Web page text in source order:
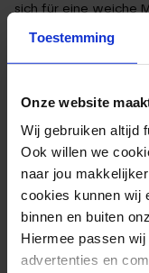
Toestemming
Onze website
Wij gebruiken altijd
Ook willen we
naar jou
cookies kunnen wij
binnen en buiten
Hiermee passen
advertenties en
sich für eine weiche
oder bevorzugen
LEICHT ZU
transportieren! Er
einfachen Transport
er perfekt in die
DURABLE
Der Airtrack besteht